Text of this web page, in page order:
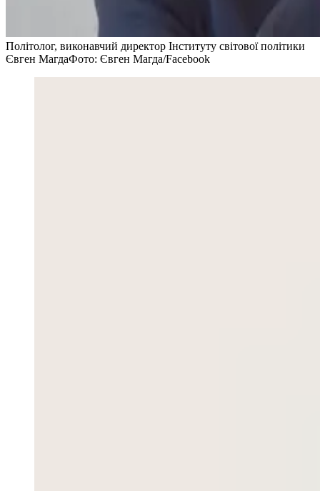
Політолог, виконавчий директор Інституту світової політики
Євген МагдаФото: Євген Магда/Facebook